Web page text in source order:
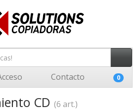
Contacto 0
CD (6 art.)